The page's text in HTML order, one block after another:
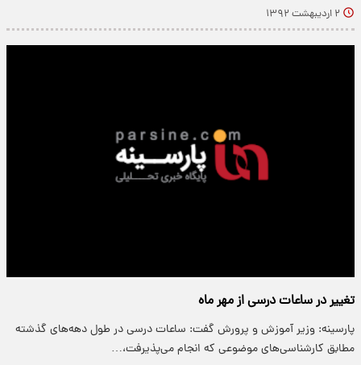
۲ اردیبهشت ۱۳۹۲
‌‌تغییر در ساعات درسی از مهر ماه
پارسینه: وزیر آموزش و پرورش گفت: ساعات درسی در طول دهه‌های گذشته
مطابق کارشناسی‌های موضوعی که انجام می‌پذیرفت،…